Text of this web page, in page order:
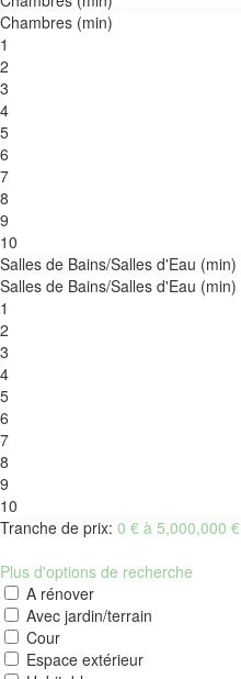
Chambres (min)
1
2
3
4
5
6
7
8
9
10
Salles de Bains/Salles d'Eau (min)
Salles de Bains/Salles d'Eau (min)
1
2
3
4
5
6
7
8
9
10
Tranche de prix: 0 € à 5,000,000 €
Plus d'options de recherche
A rénover
Avec jardin/terrain
Cour
Espace extérieur